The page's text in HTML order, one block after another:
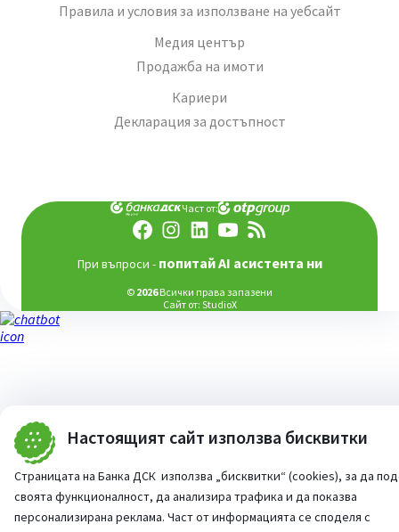
Настоящият сайт използва бисквитки
Страницата на Банка ДСК използва „бисквитки“ (cookies), за да
своята функционалност, да анализира трафика и да показва
персонализирана реклама. Част от информацията се споделя с
Правила и условия за използване на уебсайт
Медия център
Продажба на имоти
Кариери
Декларация за достъпност
Част от:
При въпроси - попитай AI асистента ни
© 2026Всички права запазени
Сайт от: StudioX